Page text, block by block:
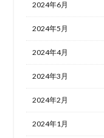
2024年6月
2024年5月
2024年4月
2024年3月
2024年2月
2024年1月